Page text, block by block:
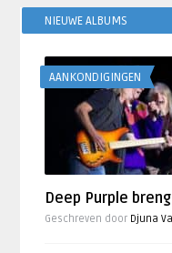
NIEUWE ALBUMS
AANKONDIGINGEN
Deep Purple
Geschreven door Djuna